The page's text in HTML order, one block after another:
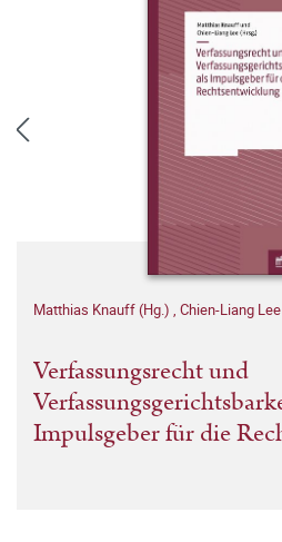
Matthias Knauff (Hg.) , Chien-Liang
Verfassungsrecht und
Impulsgeber für die